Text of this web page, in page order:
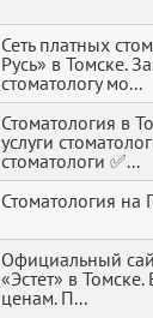
Сеть платных
Русь» в Томске.
стоматологу мо...
Стоматология в
услуги
стоматологи ✅...
Стоматология на
Официальный
«Эстет» в
ценам. П...